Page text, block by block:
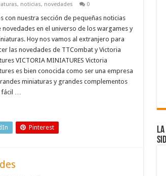
, noticias, novedades 0
con nuestra sección de pequeñas noticias
novedades en el universo de los wargames y
Hoy nos vamos al extranjero para
las novedades de TTCombat y Victoria
VICTORIA MINIATURES Victoria
es bien conocida como ser una empresa
miniaturas y grandes complementos
…
Pinterest